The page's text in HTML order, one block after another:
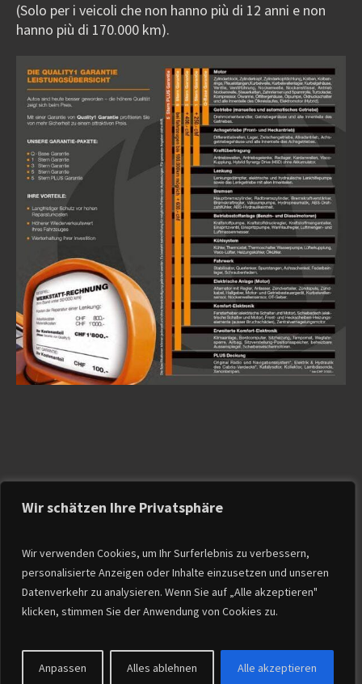
Wir schätzen Ihre Privatsphäre
Wir verwenden Cookies, um Ihr Surferlebnis zu verbessern,
personalisierte Anzeigen oder Inhalte einzusetzen und unseren
Datenverkehr zu analysieren. Wenn Sie auf „Alle akzeptieren"
klicken, stimmen Sie der Anwendung von Cookies zu.
Anpassen Alles ablehnen Alle akzeptieren
(Solo per i veicoli che non hanno più di 12 anni e non
hanno più di 170.000 km).
HOME SERVIZI OCCASIONI
VENDUTO
CONTATTI E ORARI DI APERTURA
DOVE SIAMO ITALIANO
Datenschutzerklärung / AUTO BORDIN © 2024 | ALL RIGHTS
RESERVED